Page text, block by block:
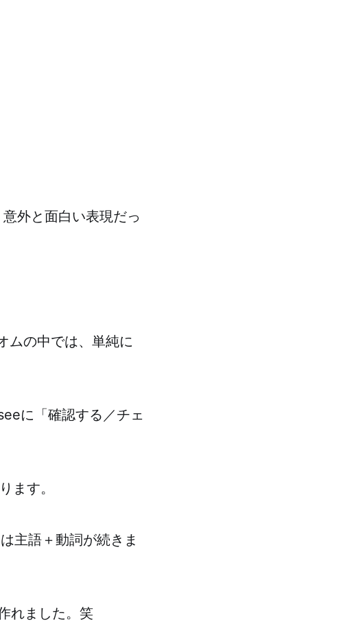
外と面白い表現だっ
ムの中では、単純に
に「確認する／チェ
ます。
主語＋動詞が続きま
れました。笑